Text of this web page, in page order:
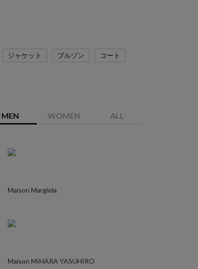
ジャケット ブルゾン
コート
MEN WOMEN ALL
Maison Margiela
Maison MIHARA YASUHIRO